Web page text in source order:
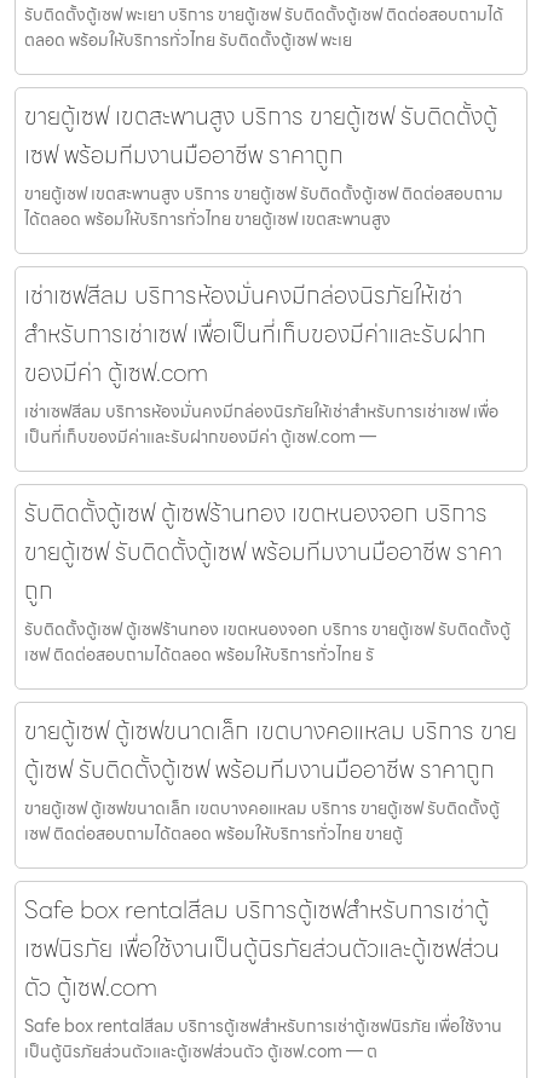
รับติดตั้งตู้เซฟ พะเยา บริการ ขายตู้เซฟ รับติดตั้งตู้เซฟ ติดต่อสอบถามได้
ตลอด พร้อมให้บริการทั่วไทย รับติดตั้งตู้เซฟ พะเย
ขายตู้เซฟ เขตสะพานสูง บริการ ขายตู้เซฟ รับติดตั้งตู้
เซฟ พร้อมทีมงานมืออาชีพ ราคาถูก
ขายตู้เซฟ เขตสะพานสูง บริการ ขายตู้เซฟ รับติดตั้งตู้เซฟ ติดต่อสอบถาม
ได้ตลอด พร้อมให้บริการทั่วไทย ขายตู้เซฟ เขตสะพานสูง
เช่าเซฟสีลม บริการห้องมั่นคงมีกล่องนิรภัยให้เช่า
สำหรับการเช่าเซฟ เพื่อเป็นที่เก็บของมีค่าและรับฝาก
ของมีค่า ตู้เซฟ.com
เช่าเซฟสีลม บริการห้องมั่นคงมีกล่องนิรภัยให้เช่าสำหรับการเช่าเซฟ เพื่อ
เป็นที่เก็บของมีค่าและรับฝากของมีค่า ตู้เซฟ.com —
รับติดตั้งตู้เซฟ ตู้เซฟร้านทอง เขตหนองจอก บริการ
ขายตู้เซฟ รับติดตั้งตู้เซฟ พร้อมทีมงานมืออาชีพ ราคา
ถูก
รับติดตั้งตู้เซฟ ตู้เซฟร้านทอง เขตหนองจอก บริการ ขายตู้เซฟ รับติดตั้งตู้
เซฟ ติดต่อสอบถามได้ตลอด พร้อมให้บริการทั่วไทย รั
ขายตู้เซฟ ตู้เซฟขนาดเล็ก เขตบางคอแหลม บริการ ขาย
ตู้เซฟ รับติดตั้งตู้เซฟ พร้อมทีมงานมืออาชีพ ราคาถูก
ขายตู้เซฟ ตู้เซฟขนาดเล็ก เขตบางคอแหลม บริการ ขายตู้เซฟ รับติดตั้งตู้
เซฟ ติดต่อสอบถามได้ตลอด พร้อมให้บริการทั่วไทย ขายตู้
Safe box rentalสีลม บริการตู้เซฟสำหรับการเช่าตู้
เซฟนิรภัย เพื่อใช้งานเป็นตู้นิรภัยส่วนตัวและตู้เซฟส่วน
ตัว ตู้เซฟ.com
Safe box rentalสีลม บริการตู้เซฟสำหรับการเช่าตู้เซฟนิรภัย เพื่อใช้งาน
เป็นตู้นิรภัยส่วนตัวและตู้เซฟส่วนตัว ตู้เซฟ.com — ต